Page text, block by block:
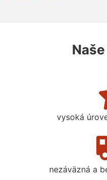
vysoká
nezáväzná a